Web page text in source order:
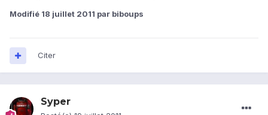
Modifié 18 juillet 2011 par biboups
Citer
Syper